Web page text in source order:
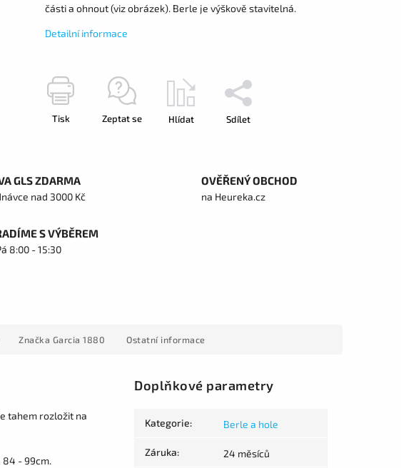
části a ohnout (viz obrázek). Berle je výškově stavitelná.
Detailní informace
Tisk Zeptat se Hlídat Sdílet
GLS ZDARMA
nad 3000 Kč
OVĚŘENÝ OBCHOD
na Heureka.cz
S VÝBĚREM
8:00 - 15:30
Značka Garcia 1880 Ostatní informace
tahem rozložit na
84 - 99cm.
Doplňkové parametry
Kategorie: Berle a hole
Záruka: 24 měsíců